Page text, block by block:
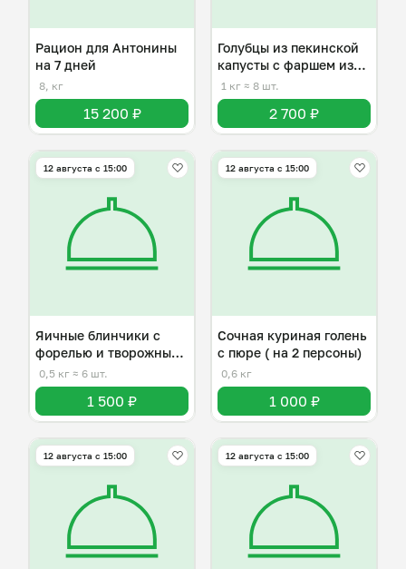
Рацион для Антонины
на 7 дней
8, кг
15 200 ₽
Голубцы из пекинской
капусты с фаршем из
индейки
1 кг ≈ 8 шт.
2 700 ₽
12 августа с 15:00
Яичные блинчики с
форелью и творожным
сыром
0,5 кг ≈ 6 шт.
1 500 ₽
12 августа с 15:00
Сочная куриная голень
с пюре ( на 2 персоны)
0,6 кг
1 000 ₽
12 августа с 15:00 12 августа с 15:00